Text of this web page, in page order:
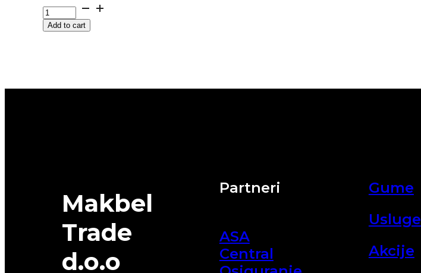
255/35R20
HECTORRA-
5Add to cart
Makbel
Trade
d.o.o
Partneri
ASA
Central
Gume
Usluge
Akcije